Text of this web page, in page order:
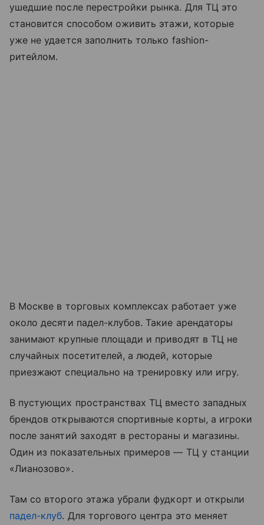
ушедшие после перестройки рынка. Для ТЦ это
становится способом оживить этажи, которые
уже не удается заполнить только fashion-
ритейлом.
В Москве в торговых комплексах работает уже
около десяти падел-клубов. Такие арендаторы
занимают крупные площади и приводят в ТЦ не
случайных посетителей, а людей, которые
приезжают специально на тренировку или игру.
В пустующих пространствах ТЦ вместо западных
брендов открываются спортивные корты, а игроки
после занятий заходят в рестораны и магазины.
Один из показательных примеров — ТЦ у станции
«Лианозово».
Там со второго этажа убрали фудкорт и открыли
падел-клуб. Для торгового центра это меняет